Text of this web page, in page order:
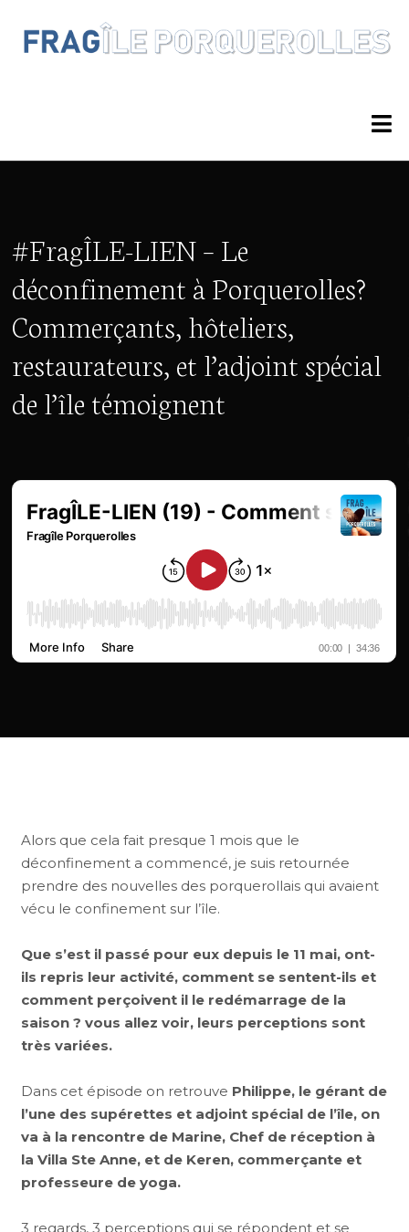
#FragÎLE-LIEN – Le
déconfinement à Porquerolles?
Commerçants, hôteliers,
restaurateurs, et l’adjoint spécial
de l’île témoignent
Alors que cela fait presque 1 mois que le
déconfinement a commencé, je suis retournée
prendre des nouvelles des porquerollais qui avaient
vécu le confinement sur l’île.
Que s’est il passé pour eux depuis le 11 mai, ont-
ils repris leur activité, comment se sentent-ils et
comment perçoivent il le redémarrage de la
saison ? vous allez voir, leurs perceptions sont
très variées.
Dans cet épisode on retrouve Philippe, le gérant de
l’une des supérettes et adjoint spécial de l’île, on
va à la rencontre de Marine, Chef de réception à
la Villa Ste Anne, et de Keren, commerçante et
professeure de yoga.
3 regards, 3 perceptions qui se répondent et se